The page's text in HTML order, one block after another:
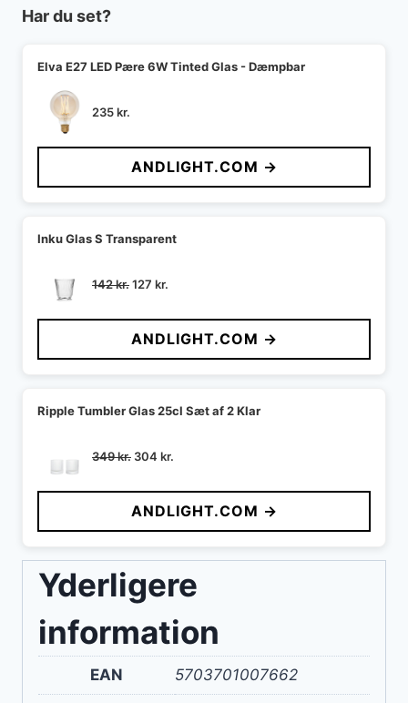
Har du set?
Elva E27 LED Pære 6W Tinted Glas - Dæmpbar
235kr.
ANDLIGHT.COM →
Inku Glas S Transparent
142kr.Den
pris
var:
142 kr..
127 kr.
pris
er:
127 kr..
ANDLIGHT.COM →
Ripple Tumbler Glas 25cl Sæt af 2 Klar
349kr. Den
pris
var:
349 kr..
304 kr.
pris
er:
304 kr..
ANDLIGHT.COM →
Yderligere
information
EAN 5703701007662